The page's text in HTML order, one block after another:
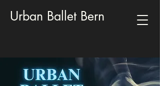
Urban Ballet Bern